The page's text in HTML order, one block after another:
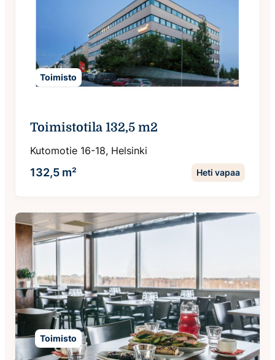
Toimisto
Toimistotila 132,5 m2
Kutomotie 16-18, Helsinki
132,5 m² Heti vapaa
Toimisto